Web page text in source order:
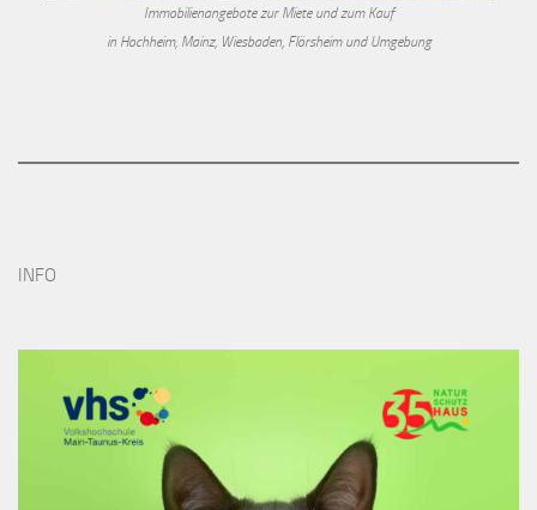
Immobilienangebote zur Miete und zum Kauf
in Hochheim, Mainz, Wiesbaden, Flörsheim und Umgebung
INFO